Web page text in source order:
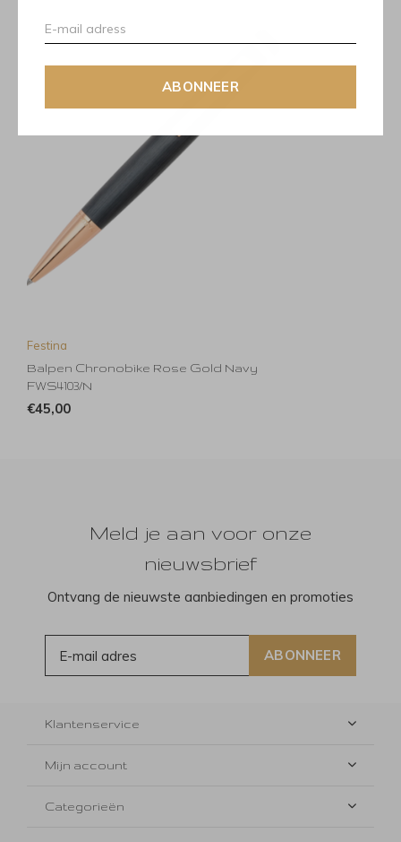
ABONNEER
Festina
Balpen Chronobike Rose Gold Navy
FWS4103/N
€45,00
Meld je aan voor onze
nieuwsbrief
Ontvang de nieuwste aanbiedingen en promoties
ABONNEER
Klantenservice
Mijn account
Categorieën